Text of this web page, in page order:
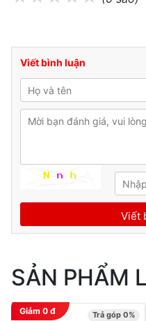
Viết bình luận
SẢN PHẨM
Giảm 0đ Trả góp 0%